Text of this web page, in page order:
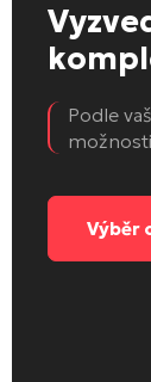
Podle
Výběr